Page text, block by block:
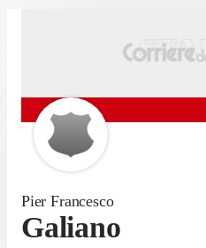
Pier Francesco
Galiano